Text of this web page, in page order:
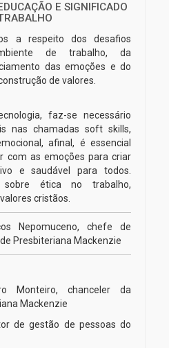
E SIGNIFICADO
a respeito dos desafios
de trabalho, da
das emoções e do
de valores.
faz-se necessário
nas chamadas soft skills,
afinal, é essencial
com as emoções para criar
e saudável para todos.
sobre ética no trabalho,
cristãos.
Nepomuceno, chefe de
Presbiteriana Mackenzie
Monteiro, chanceler da
Mackenzie
de gestão de pessoas do